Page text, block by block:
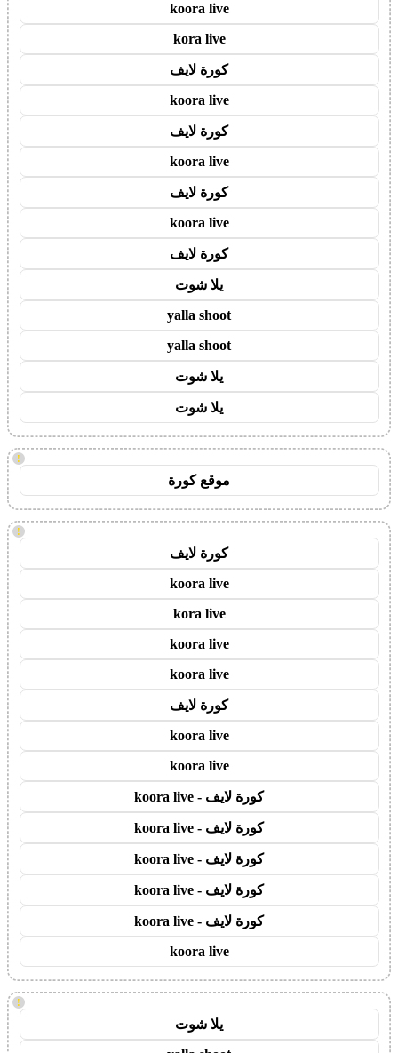
koora live
kora live
كورة لايف
koora live
كورة لايف
koora live
كورة لايف
koora live
كورة لايف
يلا شوت
yalla shoot
yalla shoot
يلا شوت
يلا شوت
!
موقع كورة
!
كورة لايف
koora live
kora live
koora live
koora live
كورة لايف
koora live
koora live
كورة لايف - koora live
كورة لايف - koora live
كورة لايف - koora live
كورة لايف - koora live
كورة لايف - koora live
koora live
!
يلا شوت